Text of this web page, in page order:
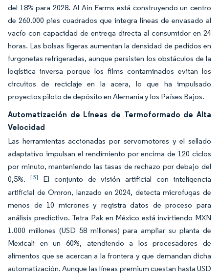
del 18% para 2028. Al Ain Farms está construyendo un centro
de 260.000 pies cuadrados que integra líneas de envasado al
vacío con capacidad de entrega directa al consumidor en 24
horas. Las bolsas ligeras aumentan la densidad de pedidos en
furgonetas refrigeradas, aunque persisten los obstáculos de la
logística inversa porque los films contaminados evitan los
circuitos de reciclaje en la acera, lo que ha impulsado
proyectos piloto de depósito en Alemania y los Países Bajos.
Automatización de Líneas de Termoformado de Alta
Velocidad
Las herramientas accionadas por servomotores y el sellado
adaptativo impulsan el rendimiento por encima de 120 ciclos
por minuto, manteniendo las tasas de rechazo por debajo del
0,5%. [3]
El conjunto de visión artificial con inteligencia
artificial de Omron, lanzado en 2024, detecta microfugas de
menos de 10 micrones y registra datos de proceso para
análisis predictivo. Tetra Pak en México está invirtiendo MXN
1.000 millones (USD 58 millones) para ampliar su planta de
Mexicali en un 60%, atendiendo a los procesadores de
alimentos que se acercan a la frontera y que demandan dicha
automatización. Aunque las líneas premium cuestan hasta USD